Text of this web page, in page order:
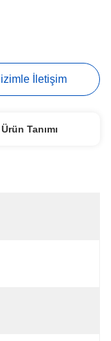
İletişim
Ürün Tanımı